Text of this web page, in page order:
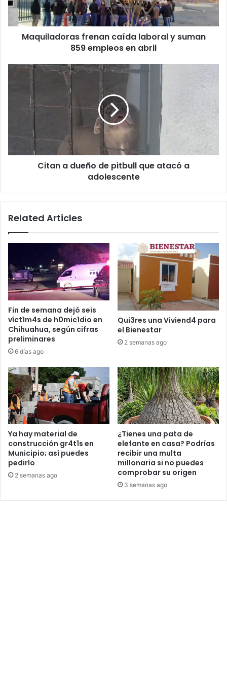
859
empleos
en
Maquiladoras frenan caída laboral y suman
859 empleos en abril
Citan
adolescente
Citan a dueño de pitbull que atacó a
adolescente
Related Articles
Fin de semana dejó seis
víct1m4s de h0mic1dio en
Chihuahua, según cifras
preliminares
6 días ago
Qui3res una Viviend4 para
el Bienestar
2 semanas ago
Ya hay material de
construcción gr4t1s en
Municipio; así puedes
pedirlo
2 semanas ago
¿Tienes una pata de
elefante en casa? Podrías
recibir una multa
millonaria si no puedes
comprobar su origen
3 semanas ago